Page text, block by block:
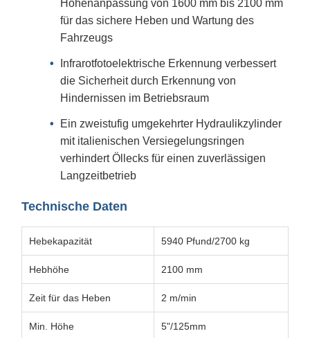
Höhenanpassung von 1600 mm bis 2100 mm
für das sichere Heben und Wartung des
Fahrzeugs
Infrarotfotoelektrische Erkennung verbessert
die Sicherheit durch Erkennung von
Hindernissen im Betriebsraum
Ein zweistufig umgekehrter Hydraulikzylinder
mit italienischen Versiegelungsringen
verhindert Öllecks für einen zuverlässigen
Langzeitbetrieb
Technische Daten
Hebekapazität 5940 Pfund/2700 kg
Hebhöhe 2100 mm
Zeit für das Heben 2 m/min
Min. Höhe 5"/125mm